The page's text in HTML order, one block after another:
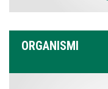
ORGANISMI